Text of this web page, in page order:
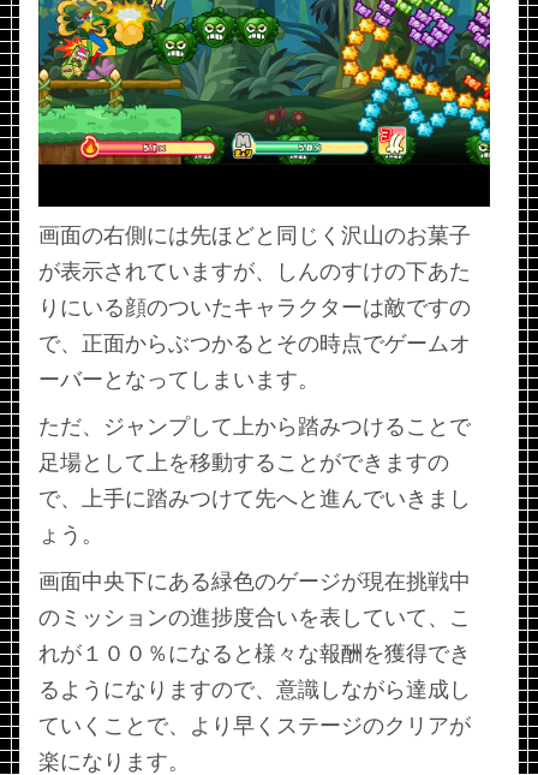
画面の右側には先ほどと同じく沢山のお菓子
が表示されていますが、しんのすけの下あた
りにいる顔のついたキャラクターは敵ですの
で、正面からぶつかるとその時点でゲームオ
ーバーとなってしまいます。
ただ、ジャンプして上から踏みつけることで
足場として上を移動することができますの
で、上手に踏みつけて先へと進んでいきまし
ょう。
画面中央下にある緑色のゲージが現在挑戦中
のミッションの進捗度合いを表していて、こ
れが１００％になると様々な報酬を獲得でき
るようになりますので、意識しながら達成し
ていくことで、より早くステージのクリアが
楽になります。